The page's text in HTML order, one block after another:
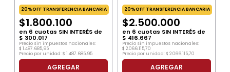
20%OFF TRANSFERENCIA BANCARIA
$1.800.100
en 6 cuotas SIN INTERÉS de
$ 300.017
Precio sin impuestos nacionales:
$ 1.487.685,95
Precio por unidad:$ 1.487.685,95
AGREGAR
20%OFF TRANSFERENCIA BANCARIA
$2.500.000
en 6 cuotas SIN INTERÉS de
$ 416.667
Precio sin impuestos nacionales:
$ 2.066.115,70
Precio por unidad:$ 2.066.115,70
AGREGAR